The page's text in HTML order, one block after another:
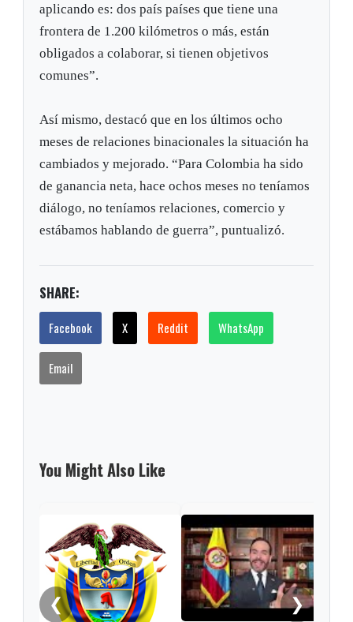
aplicando es: dos país países que tiene una
frontera de 1.200 kilómetros o más, están
obligados a colaborar, si tienen objetivos
comunes”.
Así mismo, destacó que en los últimos ocho
meses de relaciones binacionales la situación ha
cambiados y mejorado. “Para Colombia ha sido
de ganancia neta, hace ochos meses no teníamos
diálogo, no teníamos relaciones, comercio y
estábamos hablando de guerra”, puntualizó.
SHARE:
Facebook X Reddit WhatsApp
Email
You Might Also Like
❮ ❯